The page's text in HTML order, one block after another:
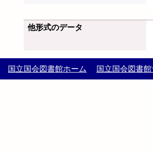
他形式のデータ
国立国会図書館ホーム 国立国会図書